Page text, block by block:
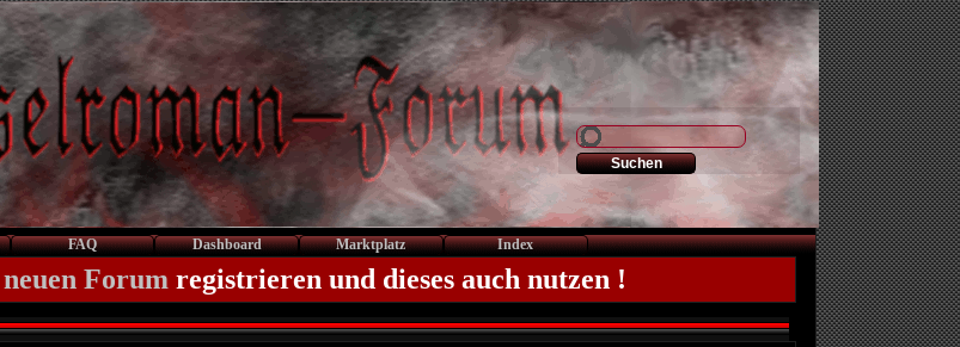
FAQ Dashboard Marktplatz Index
neuen Forum registrieren und dieses auch nutzen !